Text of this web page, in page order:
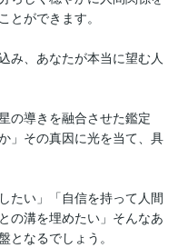
とができます。
み、あなたが本当に望む人
の導きを融合させた鑑定
」その真因に光を当て、具
たい」「自信を持って人間
の溝を埋めたい」そんなあ
となるでしょう。